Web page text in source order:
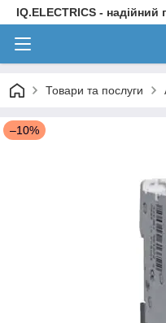
IQ.ELECTRICS -
Товари та послуги
–10%